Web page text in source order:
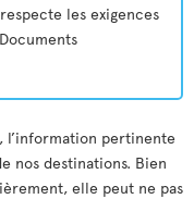
les exigences
l’information pertinente
nos destinations. Bien
elle peut ne pas